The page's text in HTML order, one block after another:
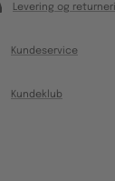
Levering og
Kundeservice
Kundeklub